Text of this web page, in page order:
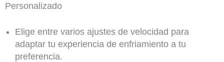
Personalizado
Elige entre varios ajustes de velocidad para
adaptar tu experiencia de enfriamiento a tu
preferencia.